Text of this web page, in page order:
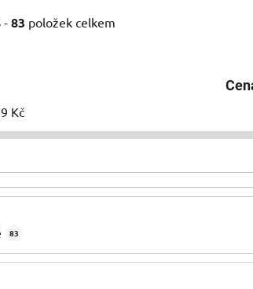
- 83 položek celkem
Kč
83